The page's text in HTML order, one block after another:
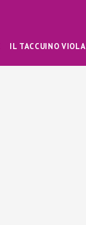
IL TACCUINO VIOLA